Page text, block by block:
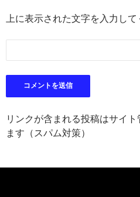
上に表示された文字を入力して
リンクが含まれる投稿はサイ
ます（スパム対策）